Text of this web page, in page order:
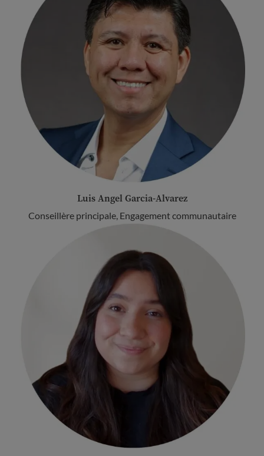
Luis Angel Garcia-Alvarez
Conseillère principale, Engagement communautaire